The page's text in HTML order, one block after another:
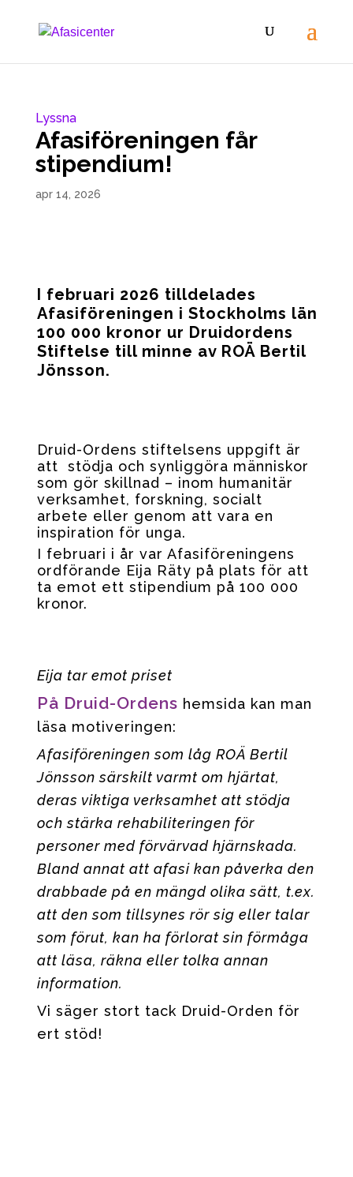
Lyssna
Afasiföreningen får
stipendium!
apr 14, 2026
I februari 2026 tilldelades
Afasiföreningen i Stockholms län
100 000 kronor ur Druidordens
Stiftelse till minne av ROÄ Bertil
Jönsson.
Druid-Ordens stiftelsens uppgift är
att stödja och synliggöra människor
som gör skillnad – inom humanitär
verksamhet, forskning, socialt
arbete eller genom att vara en
inspiration för unga.
I februari i år var Afasiföreningens
ordförande Eija Räty på plats för att
ta emot ett stipendium på 100 000
kronor.
Eija tar emot priset
På Druid-Ordens hemsida kan man
läsa motiveringen:
Afasiföreningen som låg ROÄ Bertil
Jönsson särskilt varmt om hjärtat,
deras viktiga verksamhet att stödja
och stärka rehabiliteringen för
personer med förvärvad hjärnskada.
Bland annat att afasi kan påverka den
drabbade på en mängd olika sätt, t.ex.
att den som tillsynes rör sig eller talar
som förut, kan ha förlorat sin förmåga
att läsa, räkna eller tolka annan
information.
Vi säger stort tack Druid-Orden för
ert stöd!